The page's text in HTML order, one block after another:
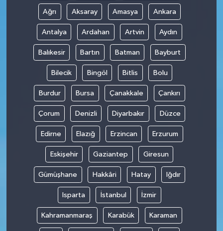
Ağrı Aksaray Amasya Ankara
Antalya Ardahan Artvin Aydın
Balıkesir Bartın Batman Bayburt
Bilecik Bingöl Bitlis Bolu
Burdur Bursa Çanakkale Çankırı
Çorum Denizli Diyarbakır Düzce
Edirne Elazığ Erzincan Erzurum
Eskişehir Gaziantep Giresun
Gümüşhane Hakkâri Hatay Iğdır
Isparta İstanbul İzmir
Kahramanmaraş Karabük Karaman